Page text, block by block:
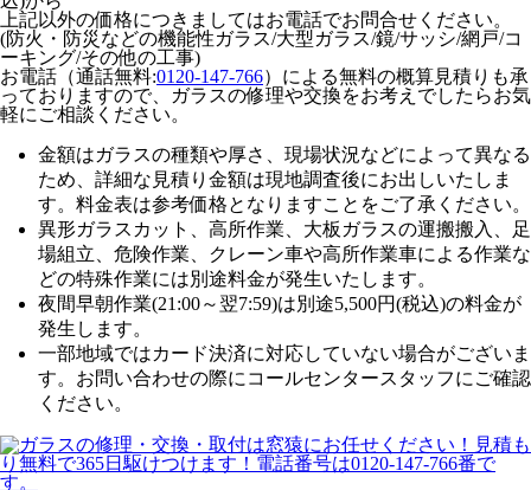
上記以外の価格につきましてはお電話でお問合せください。
(防火・防災などの機能性ガラス/大型ガラス/鏡/サッシ/網戸/コ
ーキング/その他の工事)
お電話（通話無料:0120-147-766）による無料の概算見積りも承
っておりますので、ガラスの修理や交換をお考えでしたらお気
軽にご相談ください。
金額はガラスの種類や厚さ、現場状況などによって異なる
ため、 詳細な見積り金額は現地調査後にお出しいたしま
す。 料金表は参考価格となりますことをご了承ください。
異形ガラスカット、高所作業、大板ガラスの運搬搬入、足
場組立、危険作業、クレーン車や高所作業車による作業な
どの特殊作業には別途料金が発生いたします。
夜間早朝作業(21:00～翌7:59)は別途5,500円(税込)の料金が
発生します。
一部地域ではカード決済に対応していない場合がございま
す。お問い合わせの際にコールセンタースタッフにご確認
ください。